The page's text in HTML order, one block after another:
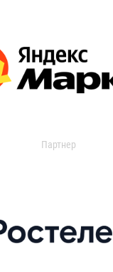
Партнер